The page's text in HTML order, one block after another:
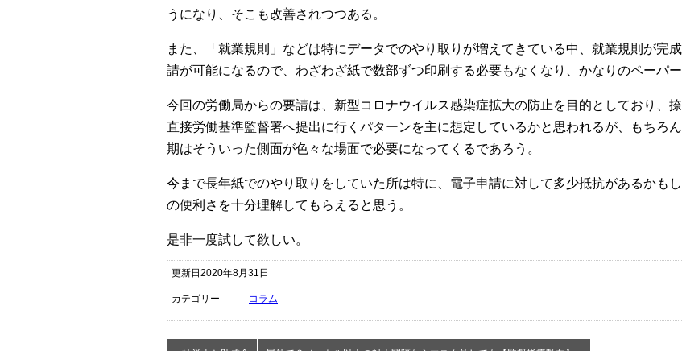
うになり、そこも改善されつつある。
また、「就業規則」などは特にデータでのやり取りが増えてきている中、就業規則が完
請が可能になるので、わざわざ紙で数部ずつ印刷する必要もなくなり、かなりのペーパー
今回の労働局からの要請は、新型コロナウイルス感染症拡大の防止を目的としており、
直接労働基準監督署へ提出に行くパターンを主に想定しているかと思われるが、もちろ
期はそういった側面が色々な場面で必要になってくるであろう。
今まで長年紙でのやり取りをしていた所は特に、電子申請に対して多少抵抗があるかも
の便利さを十分理解してもらえると思う。
是非一度試して欲しい。
更新日2020年8月31日
カテゴリー コラム